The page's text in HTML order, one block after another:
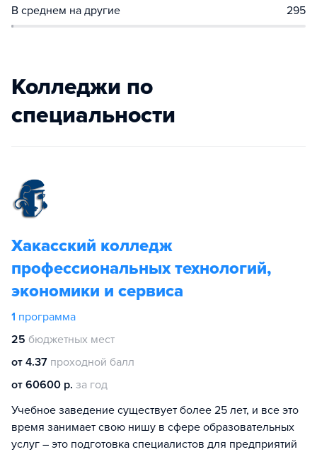
В среднем на другие 295
Колледжи по
специальности
Хакасский колледж
профессиональных технологий,
экономики и сервиса
1 программа
25 бюджетных мест
от 4.37 проходной балл
от 60600 р. за год
Учебное заведение существует более 25 лет, и все это
время занимает свою нишу в сфере образовательных
услуг – это подготовка специалистов для предприятий